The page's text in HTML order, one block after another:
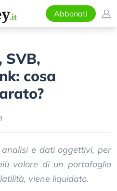
Abbonati
SVB,
cosa
e dati oggettivi, per
valore di un portafoglio
viene liquidato.